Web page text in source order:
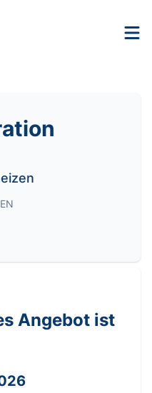
Angebot ist